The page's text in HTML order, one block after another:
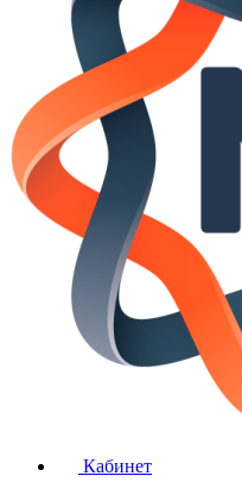
Кабинет